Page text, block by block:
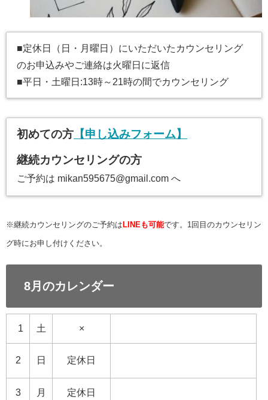
■定休日（日・月曜日）にいただいたカウンセリング
のお申込みやご連絡は火曜日に返信
■平日・土曜日:13時～21時の間でカウンセリング
初めての方 【申し込みフォーム】
継続カウンセリングの方
ご予約は mikan595675@gmail.com へ
※継続カウンセリングのご予約は LINEも可能です。1回目のカウンセリン
グ時にお申し付けください。
8月のカレンダー
1 土 ×
2 日 定休日
3 月 定休日